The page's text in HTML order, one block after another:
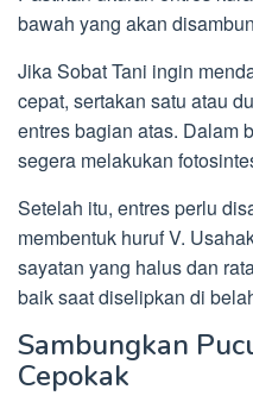
bawah yang akan
Jika Sobat Tani ingin
cepat, sertakan satu atau
entres bagian atas. Dalam
segera melakukan
Setelah itu, entres perlu
membentuk huruf V.
sayatan yang halus dan
baik saat diselipkan di
Sambungkan
Cepokak